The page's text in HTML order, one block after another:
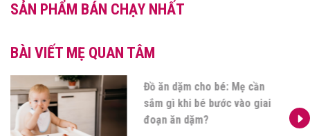
SẢN PHẨM BÁN CHẠY NHẤT
BÀI VIẾT MẸ QUAN TÂM
Các nhóm dưỡng chất bổ
sung cho bé ăn dặm mẹ nên
biết?